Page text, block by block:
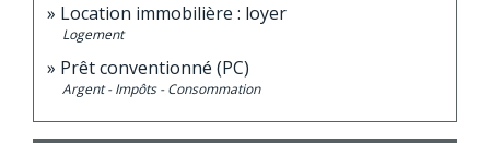
Location immobilière : loyer
Logement
Prêt conventionné (PC)
Argent - Impôts - Consommation